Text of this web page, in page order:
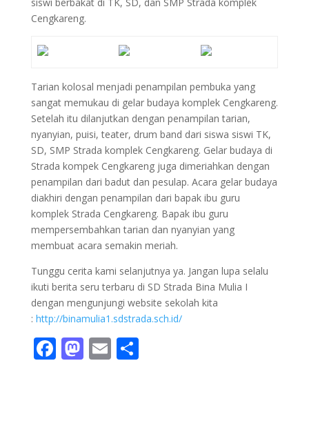
Cengkareng.
Tarian kolosal menjadi penampilan pembuka yang
sangat memukau di gelar budaya komplek Cengkareng.
Setelah itu dilanjutkan dengan penampilan tarian,
nyanyian, puisi, teater, drum band dari siswa siswi TK,
SD, SMP Strada komplek Cengkareng. Gelar budaya di
Strada kompek Cengkareng juga dimeriahkan dengan
penampilan dari badut dan pesulap. Acara gelar budaya
diakhiri dengan penampilan dari bapak ibu guru
komplek Strada Cengkareng. Bapak ibu guru
mempersembahkan tarian dan nyanyian yang
membuat acara semakin meriah.
Tunggu cerita kami selanjutnya ya. Jangan lupa selalu
ikuti berita seru terbaru di SD Strada Bina Mulia I
dengan mengunjungi website sekolah kita
: http://binamulia1.sdstrada.sch.id/
F M E S